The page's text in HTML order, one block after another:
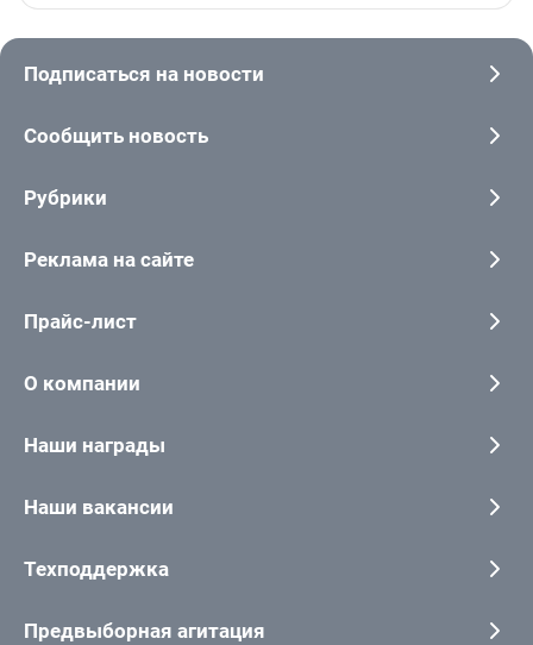
Подписаться на новости
Сообщить новость
Рубрики
Реклама на сайте
Прайс-лист
О компании
Наши награды
Наши вакансии
Техподдержка
Предвыборная агитация